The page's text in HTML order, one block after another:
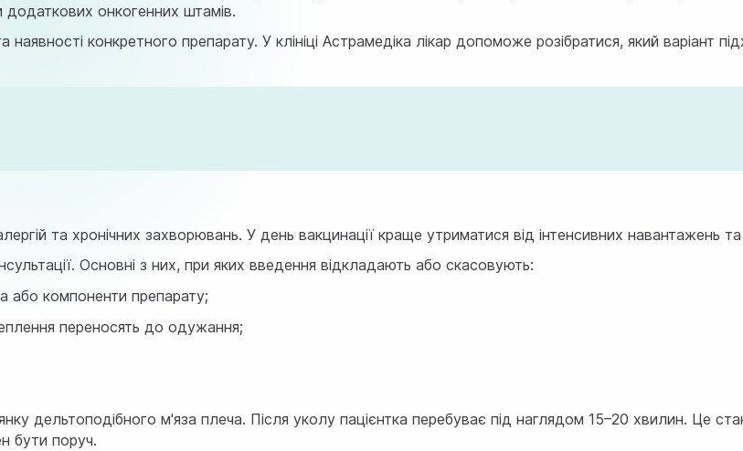
додаткових онкогенних штамів.
конкретного препарату. У клініці Астрамедіка лікар допоможе розібратися, який варіант
та хронічних захворювань. У день вакцинації краще утриматися від інтенсивних навантажень
Основні з них, при яких введення відкладають або скасовують:
або компоненти препарату;
переносять до одужання;
дельтоподібного м'яза плеча. Після уколу пацієнтка перебуває під наглядом 15–20 хвилин. Це
бути поруч.